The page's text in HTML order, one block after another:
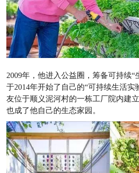
2009年，他进入公益圈，筹备可持续“
于2014年开始了自己的“可持续生活实
友位于顺义泥河村的一栋工厂院内建
也成了他自己的生态家园。